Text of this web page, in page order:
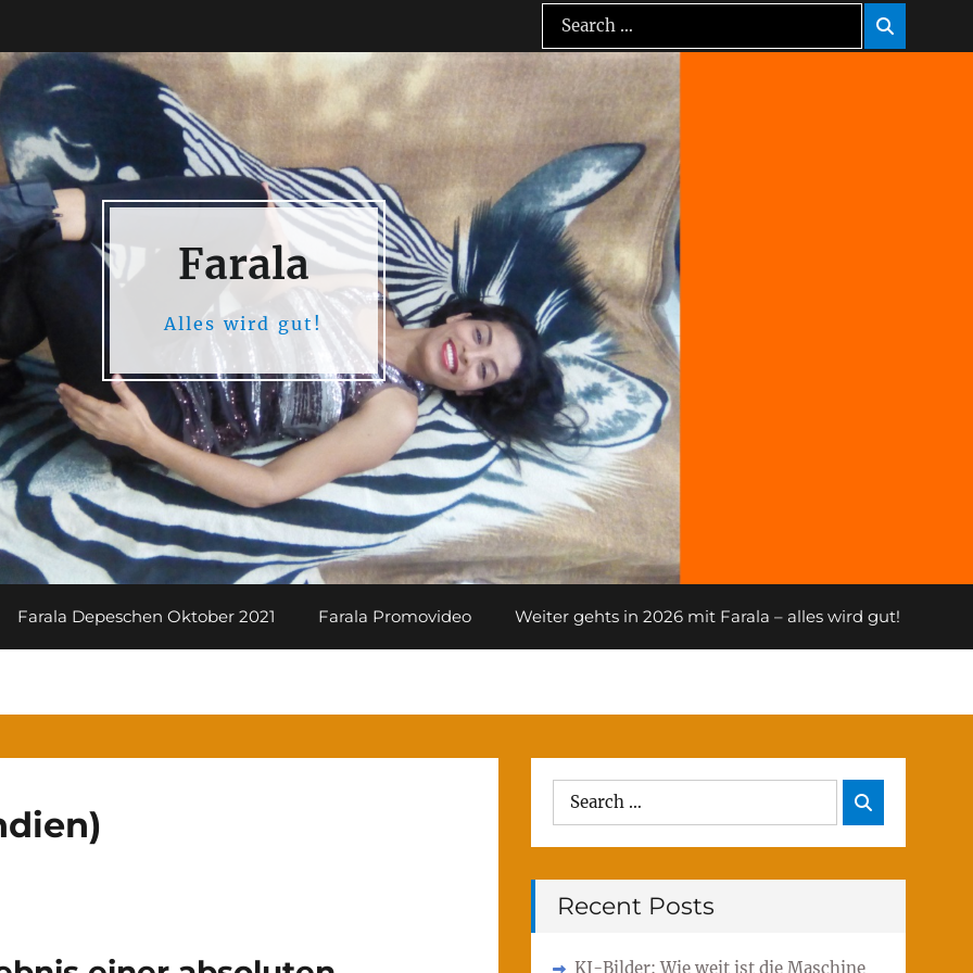
Search
for:

Farala
Alles wird gut!
Farala Depeschen Oktober 2021 Farala Promovideo Weiter gehts in 2026 mit Farala – alles wird gut!
Search
for:

Recent Posts
KI-Bilder: Wie weit ist die Maschine